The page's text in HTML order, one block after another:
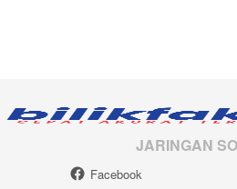
JARINGAN
Facebook